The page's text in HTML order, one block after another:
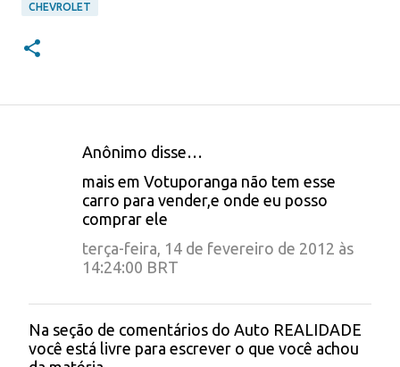
CHEVROLET
t
á
r
Anônimo disse…
mais em Votuporanga não tem esse
carro para vender,e onde eu posso
comprar ele
terça-feira, 14 de fevereiro de 2012 às
14:24:00 BRT
P
o
Na seção de comentários do Auto REALIDADE
você está livre para escrever o que você achou